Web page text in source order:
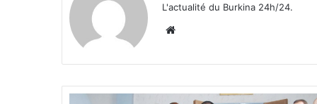
L'actualité du Burkina 24h/24.
te